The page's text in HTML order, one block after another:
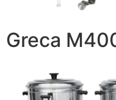
Greca